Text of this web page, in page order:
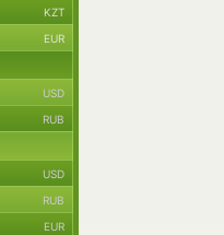
KZT
EUR
USD
RUB
USD
RUB
EUR